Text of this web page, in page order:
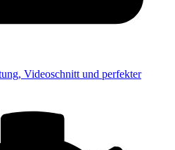
Videoschnitt und perfekter